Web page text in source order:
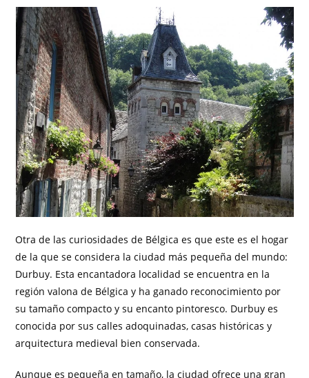
Otra de las curiosidades de Bélgica es que este es el hogar
de la que se considera la ciudad más pequeña del mundo:
Durbuy. Esta encantadora localidad se encuentra en la
región valona de Bélgica y ha ganado reconocimiento por
su tamaño compacto y su encanto pintoresco. Durbuy es
conocida por sus calles adoquinadas, casas históricas y
arquitectura medieval bien conservada.
Aunque es pequeña en tamaño, la ciudad ofrece una gran